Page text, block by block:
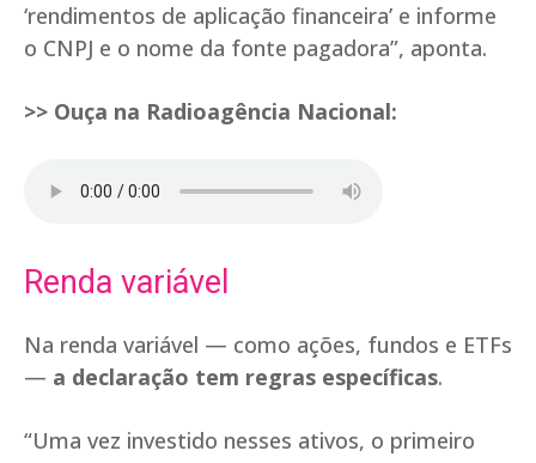
‘rendimentos de aplicação financeira’ e informe
o CNPJ e o nome da fonte pagadora”, aponta.
>> Ouça na Radioagência Nacional:
Renda variável
Na renda variável — como ações, fundos e ETFs
— a declaração tem regras específicas.
“Uma vez investido nesses ativos, o primeiro